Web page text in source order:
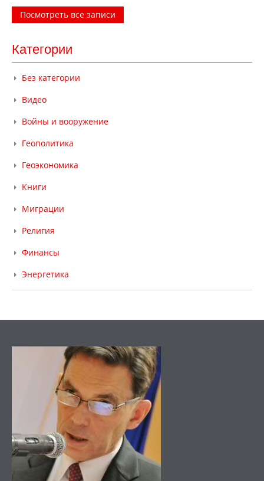
Посмотреть все записи
Категории
Без категории
Видео
Войны и вооружение
Геополитика
Геоэкономика
Книги
Миграции
Религия
Финансы
Энергетика